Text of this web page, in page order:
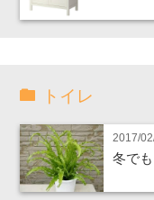
トイレ
2017/
冬で